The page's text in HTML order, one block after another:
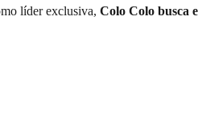
líder exclusiva, Colo Colo busca